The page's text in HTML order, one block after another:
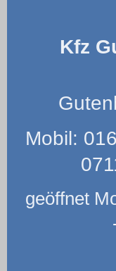
Kfz
Mobil:
geöffnet